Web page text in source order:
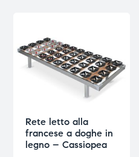
Rete letto alla
francese a doghe in
legno – Cassiopea